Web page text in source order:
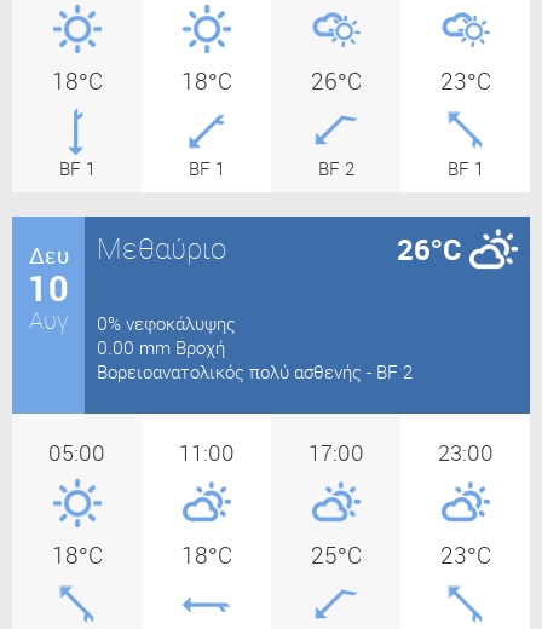
18°C
BF 1
18°C
BF 1
26°C
BF 2
23°C
BF 1
Δευ
10
Αυγ
Μεθαύριο 26°C
0% νεφοκάλυψης
0.00 mm Βροχή
Βορειοανατολικός πολύ ασθενής - BF 2
05:00
18°C
11:00
18°C
17:00
25°C
23:00
23°C